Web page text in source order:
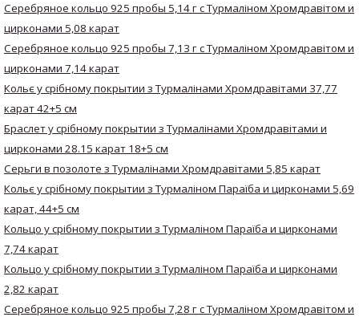
Серебряное кольцо 925 пробы 5,14 г с Турмаліном Хромдравітом и
цирконами 5,08 карат
Серебряное кольцо 925 пробы 7,13 г с Турмаліном Хромдравітом и
цирконами 7,14 карат
Кольє у срібному покрытии з Турмалінами Хромдравітами 37,77
карат 42+5 см
Браслет у срібному покрытии з Турмалінами Хромдравітами и
цирконами 28.15 карат 18+5 см
Серьги в позолоте з Турмалінами Хромдравітами 5,85 карат
Кольє у срібному покрытии з Турмаліном Параїба и цирконами 5,69
карат, 44+5 см
Кольцо у срібному покрытии з Турмаліном Параїба и цирконами
7,74 карат
Кольцо у срібному покрытии з Турмаліном Параїба и цирконами
2,82 карат
Серебряное кольцо 925 пробы 7,28 г с Турмаліном Хромдравітом и